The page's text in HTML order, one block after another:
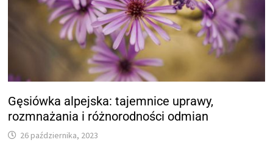
Gęsiówka alpejska: tajemnice uprawy,
rozmnażania i różnorodności odmian
26 października, 2023